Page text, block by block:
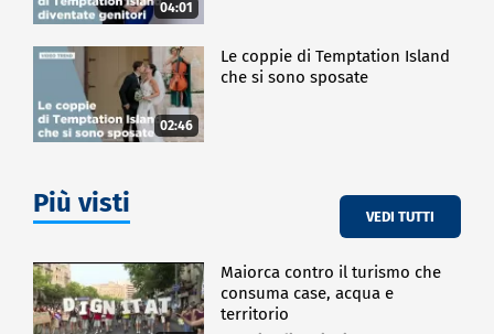
04:01
02:46
Le coppie di Temptation Island
che si sono sposate
Più visti VEDI TUTTI
Maiorca contro il turismo che
consuma case, acqua e
territorio